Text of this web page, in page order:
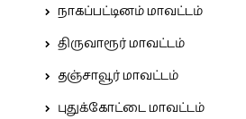
நாகப்பட்டினம் மாவட்டம்
திருவாரூர் மாவட்டம்
தஞ்சாவூர் மாவட்டம்
புதுக்கோட்டை மாவட்டம்